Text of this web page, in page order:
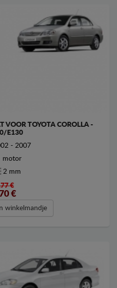
VOOR TOYOTA COROLLA -
E130
- 2007
motor
2 mm
€
€
winkelmandje